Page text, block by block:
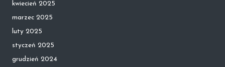
kwiecień 2025
marzec 2025
luty 2025
styczeń 2025
grudzień 2024